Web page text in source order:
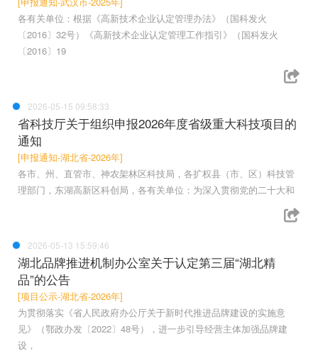
各有关单位：根据《高新技术企业认定管理办法》（国科发火
〔2016〕32号）《高新技术企业认定管理工作指引》（国科发火
〔2016〕19
2026-05-15 09:58:33
省科技厅关于组织申报2026年度省级重大科技项目的
通知
[申报通知-湖北省-2026年]
各市、州、直管市、神农架林区科技局，各扩权县（市、区）科技管
理部门，东湖高新区科创局，各有关单位：为深入贯彻党的二十大和
2026-05-13 15:59:46
湖北品牌推进机制办公室关于认定第三届“湖北精
品”的公告
[项目公示-湖北省-2026年]
为贯彻落实《省人民政府办公厅关于新时代推进品牌建设的实施意
见》（鄂政办发〔2022〕48号），进一步引导经营主体加强品牌建
设，